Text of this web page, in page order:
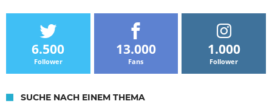
6.500
Follower
13.000
Fans
1.000
Follower
SUCHE NACH EINEM THEMA